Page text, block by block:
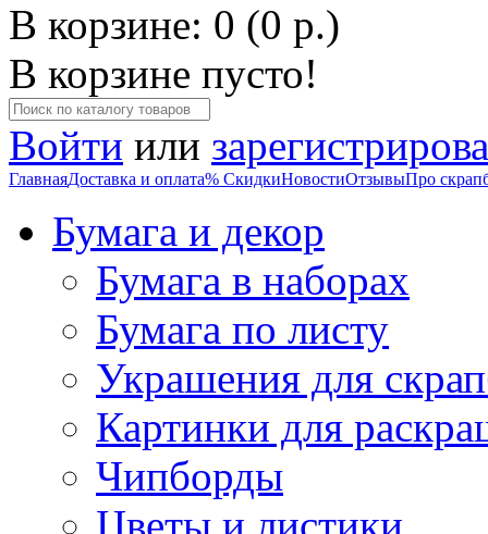
В корзине: 0 (0 р.)
В корзине пусто!
Войти или
ГлавнаяДоставка и оплата% СкидкиНовостиОтзывыПро
Бумага и декор
Бумага в наборах
Бумага по листу
Украшения для
Картинки для
Чипборды